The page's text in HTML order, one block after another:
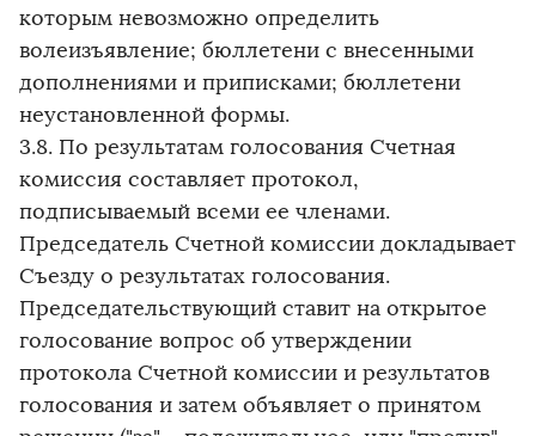
которым невозможно определить
волеизъявление; бюллетени с внесенными
дополнениями и приписками; бюллетени
неустановленной формы.
3.8. По результатам голосования Счетная
комиссия составляет протокол,
подписываемый всеми ее членами.
Председатель Счетной комиссии докладывает
Съезду о результатах голосования.
Председательствующий ставит на открытое
голосование вопрос об утверждении
протокола Счетной комиссии и результатов
голосования и затем объявляет о принятом